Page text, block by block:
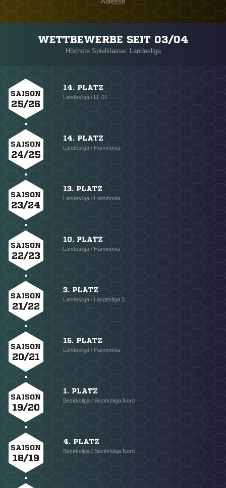
WETTBEWERBE SEIT 03/04
Höchste Spielklasse: Landesliga
SAISON
25/26
14. PLATZ
Landesliga / LL 01
SAISON
24/25
14. PLATZ
Landesliga / Hammonia
SAISON
23/24
13. PLATZ
Landesliga / Hammonia
SAISON
22/23
10. PLATZ
Landesliga / Hammonia
SAISON
21/22
3. PLATZ
Landesliga / Landesliga 3
SAISON
20/21
15. PLATZ
Landesliga / Hammonia
SAISON
19/20
1. PLATZ
Bezirksliga / Bezirksliga Nord
SAISON
18/19
4. PLATZ
Bezirksliga / Bezirksliga Nord